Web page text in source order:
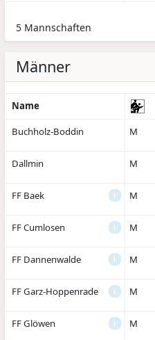
5 Mannschaften
Männer
Name
Buchholz-Boddin M
Dallmin M
FF Baek i M
FF Cumlosen i M
FF Dannenwalde i M
FF Garz-Hoppenrade i M
FF Glöwen i M